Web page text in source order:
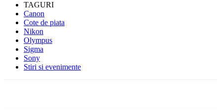
TAGURI
Canon
Cote de piata
Nikon
Olympus
Sigma
Sony
Stiri si evenimente